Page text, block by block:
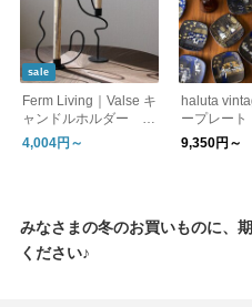
sale
Ferm Living｜Valse キ
ャンドルホルダー 北
欧/日本正規販売店品
【国内在庫あり】
4,004円～
haluta
ープレート
9,350円～
みなさまの冬のお買いものに、
ください♪